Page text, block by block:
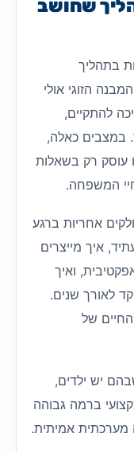
שחושב
בתהליך
הזוגי אולי
להתקיים,
במצבים כאלה,
עוסק רק בשאלות
המשפחה.
אחריות ברגע
איך מייצרים
ואיך
לאורך שנים.
של
יש ילדים,
ברמה גבוהה
מערכתית אמיתית.